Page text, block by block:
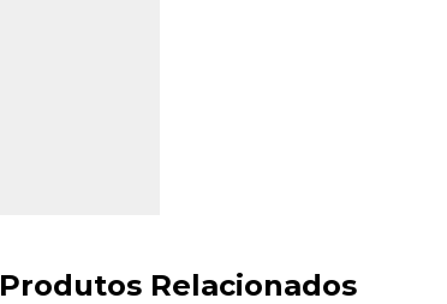
Produtos Relacionados